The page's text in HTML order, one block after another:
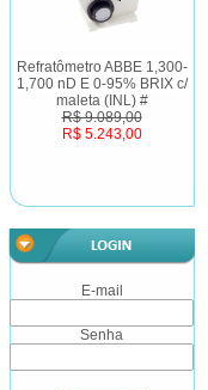
Refratômetro ABBE 1,300-
1,700 nD E 0-95% BRIX c/
maleta (INL) #
R$ 9.089,00
R$ 5.243,00
E-mail
Senha